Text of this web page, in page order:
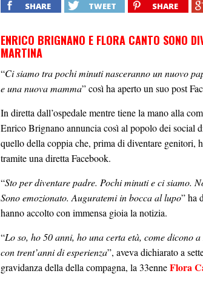
SHARE TWEET SHARE
ENRICO BRIGNANO E FLORA CANTO SONO
MARTINA
“Ci siamo tra pochi minuti nasceranno un nuovo
e una nuova mamma” così ha aperto un suo post
In diretta dall’ospedale mentre tiene la mano alla
Enrico Brignano annuncia così al popolo dei social
quello della coppia che, prima di diventare genitori,
tramite una diretta Facebook.
“Sto per diventare padre. Pochi minuti e ci siamo.
Sono emozionato. Auguratemi in bocca al lupo” ha
hanno accolto con immensa gioia la notizia.
“Lo so, ho 50 anni, ho una certa età, come dicono
con trent’anni di esperienza”, aveva dichiarato a
gravidanza della della compagna, la 33enneFlora